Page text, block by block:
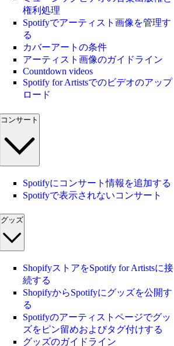
権利処理
Spotifyでアーティスト画像を管理す
る
カバーアートの条件
アーティスト画像のガイドライン
Countdown videos
Spotify for Artistsでのビデオのアップ
ロード
コンサート
Spotifyにコンサート情報を追加する
Spotifyで表示されないコンサート
グッズ
ShopifyストアをSpotify for Artistsに接
続する
ShopifyからSpotifyにグッズを公開す
る
Spotifyのアーティストページでグッ
ズをピン留めおよびタグ付けする
グッズのガイドライン